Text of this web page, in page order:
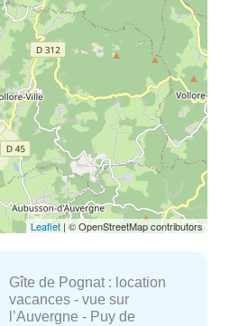
Leaflet | © OpenStreetMap contributors
Gîte de Pognat : location
vacances - vue sur
l’Auvergne - Puy de